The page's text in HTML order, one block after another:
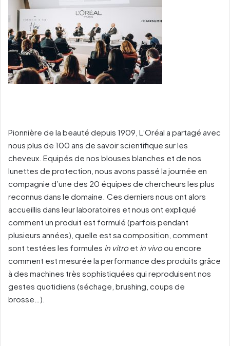
Pionnière de la beauté depuis 1909, L’Oréal a partagé avec
nous plus de 100 ans de savoir scientifique sur les
cheveux. Equipés de nos blouses blanches et de nos
lunettes de protection, nous avons passé la journée en
compagnie d’une des 20 équipes de chercheurs les plus
reconnus dans le domaine. Ces derniers nous ont alors
accueillis dans leur laboratoires et nous ont expliqué
comment un produit est formulé (parfois pendant
plusieurs années), quelle est sa composition, comment
sont testées les formules in vitroet in vivoou encore
comment est mesurée la performance des produits grâce
à des machines très sophistiquées qui reproduisent nos
gestes quotidiens (séchage, brushing, coups de
brosse…).